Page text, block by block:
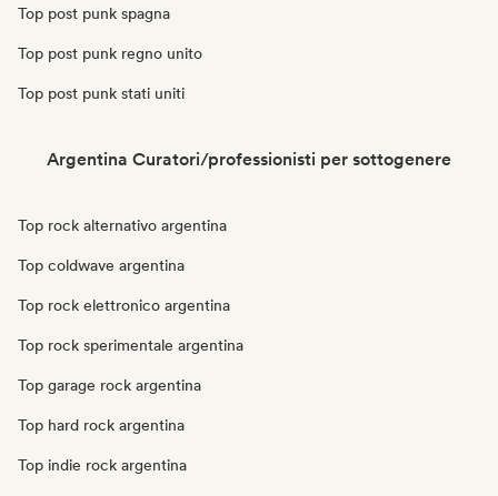
Top post punk spagna
Top post punk regno unito
Top post punk stati uniti
Argentina Curatori/professionisti per sottogenere
Top rock alternativo argentina
Top coldwave argentina
Top rock elettronico argentina
Top rock sperimentale argentina
Top garage rock argentina
Top hard rock argentina
Top indie rock argentina